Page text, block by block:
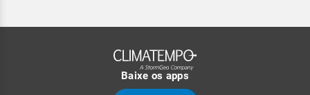
Baixe os apps